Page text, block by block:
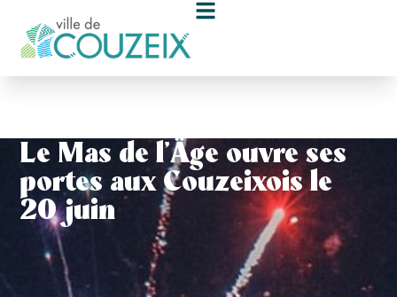
Le Mas de l’Âge ouvre ses
portes aux Couzeixois le
20 juin